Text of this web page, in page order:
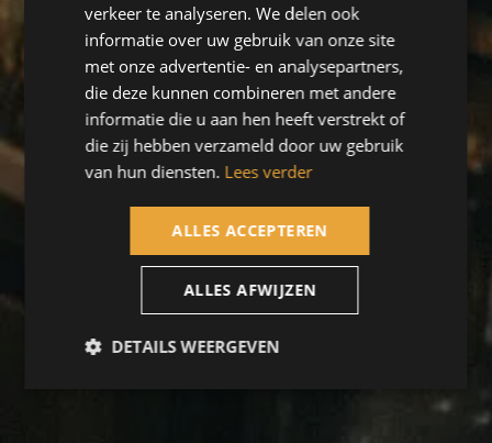
verkeer te analyseren. We delen ook
informatie over uw gebruik van onze site
met onze advertentie- en analysepartners,
die deze kunnen combineren met andere
informatie die u aan hen heeft verstrekt of
die zij hebben verzameld door uw gebruik
van hun diensten. Lees verder
ALLES ACCEPTEREN
ALLES AFWIJZEN
DETAILS WEERGEVEN